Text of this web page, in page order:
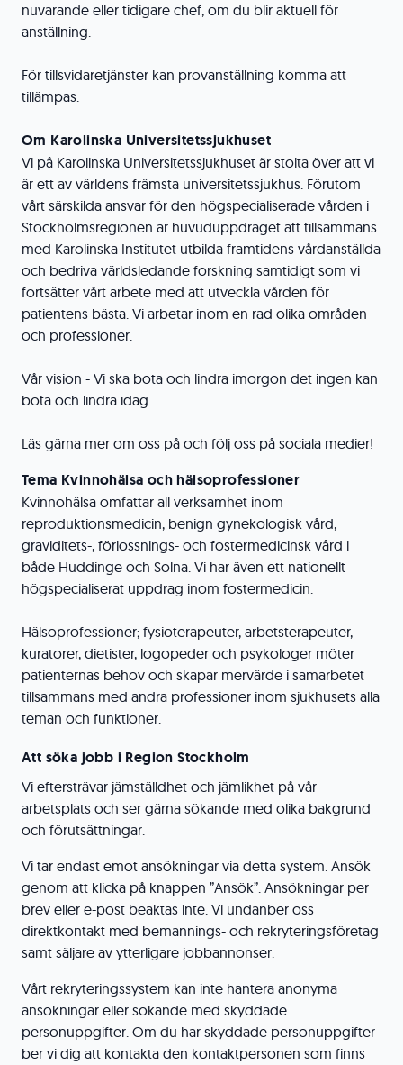
nuvarande eller tidigare chef, om du blir aktuell för
anställning.
För tillsvidaretjänster kan provanställning komma att
tillämpas.
Om Karolinska Universitetssjukhuset
Vi på Karolinska Universitetssjukhuset är stolta över att vi
är ett av världens främsta universitetssjukhus. Förutom
vårt särskilda ansvar för den högspecialiserade vården i
Stockholmsregionen är huvuduppdraget att tillsammans
med Karolinska Institutet utbilda framtidens vårdanställda
och bedriva världsledande forskning samtidigt som vi
fortsätter vårt arbete med att utveckla vården för
patientens bästa. Vi arbetar inom en rad olika områden
och professioner.
Vår vision - Vi ska bota och lindra imorgon det ingen kan
bota och lindra idag.
Läs gärna mer om oss på och följ oss på sociala medier!
Tema Kvinnohälsa och hälsoprofessioner
Kvinnohälsa omfattar all verksamhet inom
reproduktionsmedicin, benign gynekologisk vård,
graviditets-, förlossnings- och fostermedicinsk vård i
både Huddinge och Solna. Vi har även ett nationellt
högspecialiserat uppdrag inom fostermedicin.
Hälsoprofessioner; fysioterapeuter, arbetsterapeuter,
kuratorer, dietister, logopeder och psykologer möter
patienternas behov och skapar mervärde i samarbetet
tillsammans med andra professioner inom sjukhusets alla
teman och funktioner.
Att söka jobb i Region Stockholm
Vi eftersträvar jämställdhet och jämlikhet på vår
arbetsplats och ser gärna sökande med olika bakgrund
och förutsättningar.
Vi tar endast emot ansökningar via detta system. Ansök
genom att klicka på knappen ”Ansök”. Ansökningar per
brev eller e-post beaktas inte. Vi undanber oss
direktkontakt med bemannings- och rekryteringsföretag
samt säljare av ytterligare jobbannonser.
Vårt rekryteringssystem kan inte hantera anonyma
ansökningar eller sökande med skyddade
personuppgifter. Om du har skyddade personuppgifter
ber vi dig att kontakta den kontaktpersonen som finns